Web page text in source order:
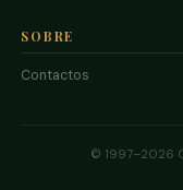
SOBRE
Contactos
© 1997–2026